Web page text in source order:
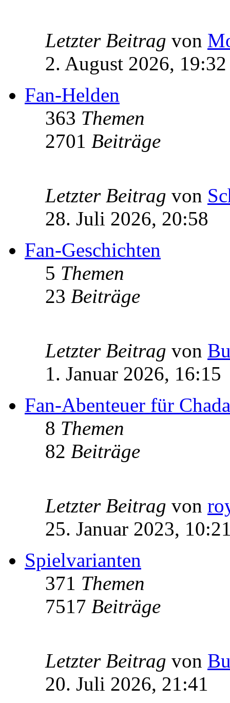
Letzter Beitrag von
2. August 2026, 19:32
Fan-Helden
363 Themen
2701 Beiträge
Letzter Beitrag von
28. Juli 2026, 20:58
Fan-Geschichten
5 Themen
23 Beiträge
Letzter Beitrag von
1. Januar 2026, 16:15
Fan-Abenteuer für
8 Themen
82 Beiträge
Letzter Beitrag von
25. Januar 2023,
Spielvarianten
371 Themen
7517 Beiträge
Letzter Beitrag von
20. Juli 2026, 21:41